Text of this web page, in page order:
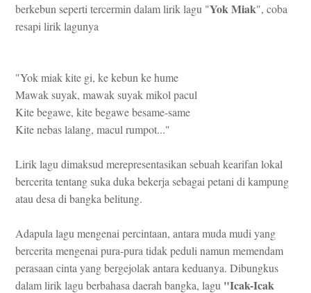
berkebun seperti tercermin dalam lirik lagu "Yok Miak", coba
resapi lirik lagunya
"Yok miak kite gi, ke kebun ke hume
Mawak suyak, mawak suyak mikol pacul
Kite begawe, kite begawe besame-same
Kite nebas lalang, macul rumpot..."
Lirik lagu dimaksud merepresentasikan sebuah kearifan lokal
bercerita tentang suka duka bekerja sebagai petani di kampung
atau desa di bangka belitung.
Adapula lagu mengenai percintaan, antara muda mudi yang
bercerita mengenai pura-pura tidak peduli namun memendam
perasaan cinta yang bergejolak antara keduanya. Dibungkus
dalam lirik lagu berbahasa daerah bangka, lagu "Icak-Icak